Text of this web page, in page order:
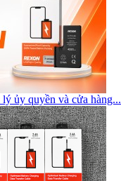
ủy quyền và cửa hàng...